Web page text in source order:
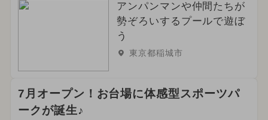
アンパンマンや仲間たちが
勢ぞろいするプールで遊ぼ
う
東京都稲城市
7月オープン！お台場に体感型スポーツパ
ークが誕生♪